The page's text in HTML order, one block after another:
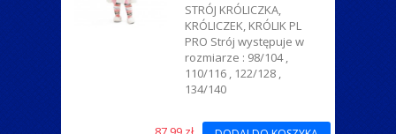
STRÓJ KRÓLICZKA,
KRÓLICZEK, KRÓLIK PL
PRO Strój występuje w
rozmiarze : 98/104 ,
110/116 , 122/128 ,
134/140